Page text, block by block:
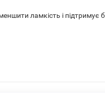
ламкість і підтримує